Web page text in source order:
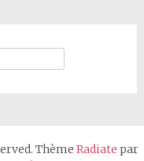
Thème Radiate par